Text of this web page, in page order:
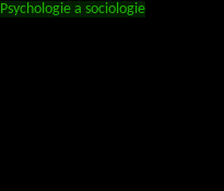
Psychologie a sociologie